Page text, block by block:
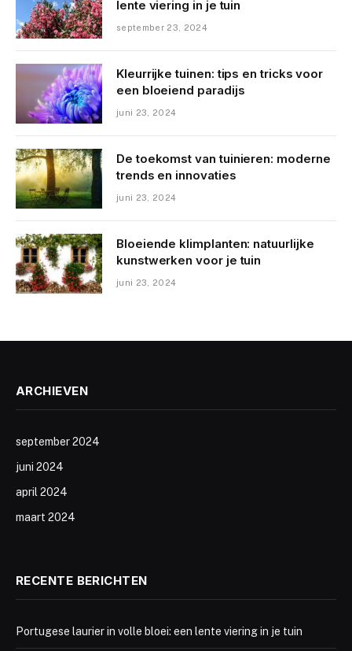
lente viering in je tuin
september 23, 2024
Kleurrijke tuinen: tips en tricks voor
een bloeiend paradijs
juni 23, 2024
De toekomst van tuinieren: moderne
trends en innovaties
juni 23, 2024
Bloeiende klimplanten: natuurlijke
kunstwerken voor je tuin
juni 23, 2024
ARCHIEVEN
september 2024
juni 2024
april 2024
maart 2024
RECENTE BERICHTEN
Portugese laurier in volle bloei: een lente viering in je tuin